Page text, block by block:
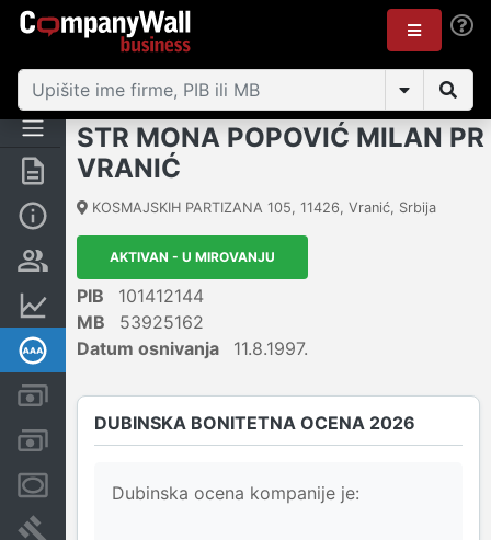
Rezime
Osnovni podaci
Vlasnička struktura
Finansijski podaci
Dubinska bonitetna ocena
Kreditni limit kompanije
Menice i zaloge
STR MONA POPOVIĆ MILAN PR
VRANIĆ
KOSMAJSKIH PARTIZANA 105, 11426, Vranić, Srbija
AKTIVAN - U MIROVANJU
PIB
101412144
MB
53925162
Datum osnivanja
11.8.1997.
DUBINSKA BONITETNA OCENA 2026
Dubinska ocena kompanije je: